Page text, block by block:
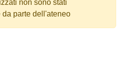
non sono stati
parte dell'ateneo